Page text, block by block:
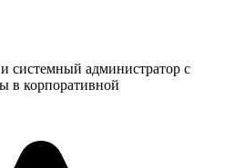
системный администратор с
в корпоративной